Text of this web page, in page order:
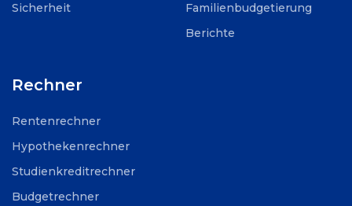
Sicherheit
Familienbudgetierung
Berichte
Rechner
Rentenrechner
Hypothekenrechner
Studienkreditrechner
Budgetrechner